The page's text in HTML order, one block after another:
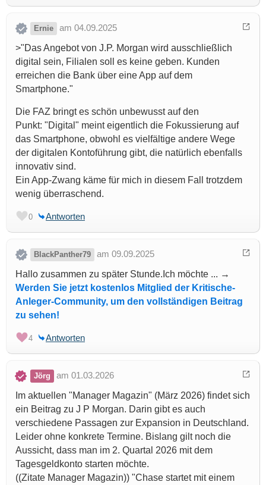
Ernie
am 04.09.2025
>"Das Angebot von J.P. Morgan wird ausschließlich
digital sein, Filialen soll es keine geben. Kunden
erreichen die Bank über eine App auf dem
Smartphone."
Die FAZ bringt es schön unbewusst auf den
Punkt: "Digital" meint eigentlich die Fokussierung auf
das Smartphone, obwohl es vielfältige andere Wege
der digitalen Kontoführung gibt, die natürlich ebenfalls
innovativ sind.
Ein App-Zwang käme für mich in diesem Fall trotzdem
wenig überraschend.
0 Antworten
BlackPanther79
am 09.09.2025
Hallo zusammen zu später Stunde.Ich möchte ... →
Werden Sie jetzt kostenlos Mitglied der Kritische-
Anleger-Community, um den vollständigen Beitrag
zu sehen!
4 Antworten
Jörg
am 01.03.2026
Im aktuellen "Manager Magazin" (März 2026) findet sich
ein Beitrag zu J P Morgan. Darin gibt es auch
verschiedene Passagen zur Expansion in Deutschland.
Leider ohne konkrete Termine. Bislang gilt noch die
Aussicht, dass man im 2. Quartal 2026 mit dem
Tagesgeldkonto starten möchte.
((Zitate Manager Magazin)) "Chase startet mit einem